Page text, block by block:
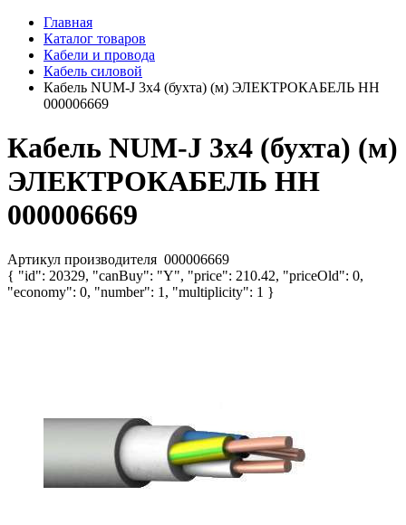
Главная
Каталог товаров
Кабели и провода
Кабель силовой
Кабель NUM-J 3х4 (бухта) (м) ЭЛЕКТРОКАБЕЛЬ НН
000006669
Кабель NUM-J 3х4 (бухта) (м)
ЭЛЕКТРОКАБЕЛЬ НН
000006669
Артикул производителя 000006669
{ "id": 20329, "canBuy": "Y", "price": 210.42, "priceOld": 0,
"economy": 0, "number": 1, "multiplicity": 1 }